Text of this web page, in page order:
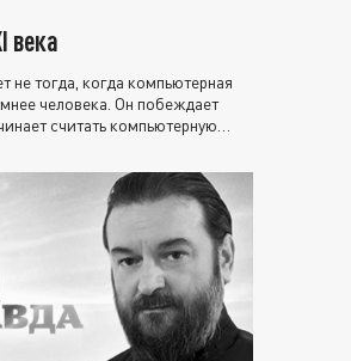
века
тогда, когда компьютерная
человека. Он побеждает
считать компьютерную